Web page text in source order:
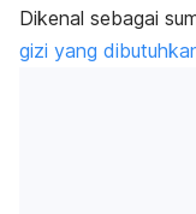
Dikenal sebagai
gizi yang